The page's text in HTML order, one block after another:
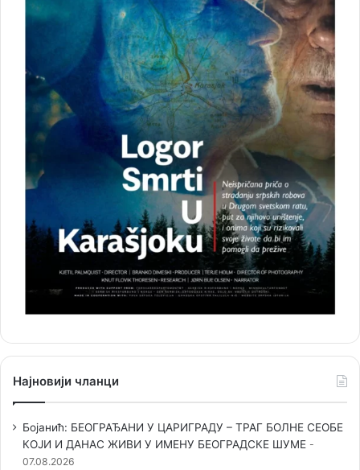
Најновији чланци
Бојанић: БЕОГРАЂАНИ У ЦАРИГРАДУ – ТРАГ БОЛНЕ СЕОБЕ
КОЈИ И ДАНАС ЖИВИ У ИМЕНУ БЕОГРАДСКЕ ШУМЕ
07.08.2026